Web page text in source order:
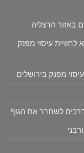
באזור הרצליה
עיסוי מפנק
מפנק בירושלים
הדרכים לשחרר את הגוף